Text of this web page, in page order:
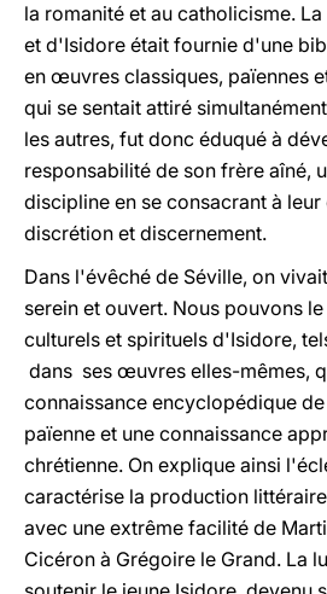
la romanité et au catholicisme.
et d'Isidore était fournie d'une
en œuvres classiques, païennes
qui se sentait attiré
les autres, fut donc éduqué à
responsabilité de son frère aîné,
discipline en se consacrant à leur
discrétion et discernement.
Dans l'évêché de Séville, on
serein et ouvert. Nous pouvons
culturels et spirituels d'Isidore,
dans ses œuvres elles-mêmes,
connaissance encyclopédique
païenne et une connaissance
chrétienne. On explique ainsi
caractérise la production
avec une extrême facilité de
Cicéron à Grégoire le Grand. La